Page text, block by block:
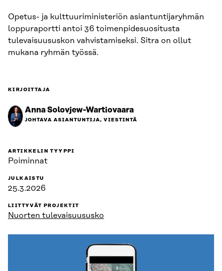
Opetus- ja kulttuuriministeriön asiantuntijaryhmän
loppuraportti antoi 36 toimenpidesuositusta
tulevaisuususkon vahvistamiseksi. Sitra on ollut
mukana ryhmän työssä.
KIRJOITTAJA
Anna Solovjew-Wartiovaara
JOHTAVA ASIANTUNTIJA, VIESTINTÄ
ARTIKKELIN TYYPPI
Poiminnat
JULKAISTU
25.3.2026
LIITTYVÄT PROJEKTIT
Nuorten tulevaisuususko